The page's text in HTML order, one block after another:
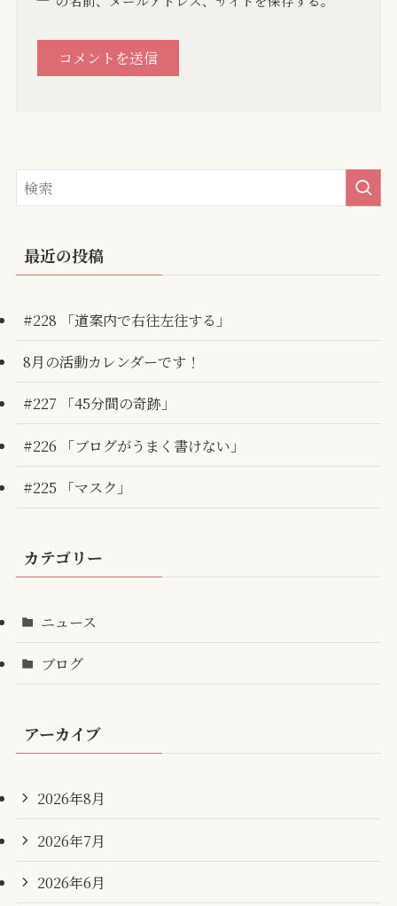
最近の投稿
#228 「道案内で右往左往する」
8月の活動カレンダーです！
#227 「45分間の奇跡」
#226 「ブログがうまく書けない」
#225 「マスク」
カテゴリー
ニュース
ブログ
アーカイブ
2026年8月
2026年7月
2026年6月